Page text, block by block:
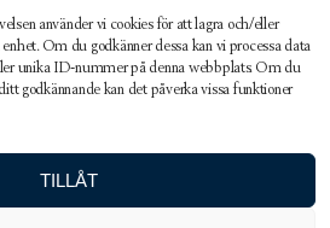
använder vi cookies för att lagra och/eller
Om du godkänner dessa kan vi processa data
unika ID-nummer på denna webbplats. Om du
godkännande kan det påverka vissa funktioner
TILLÅT
282444kansli@goteborgsgk.org